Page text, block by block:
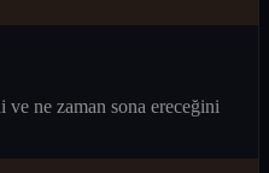
ne zaman sona ereceğini